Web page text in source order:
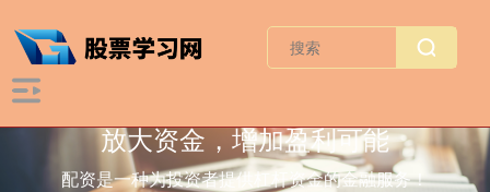
放大资金，增加盈利可能
配资是一种为投资者提供杠杆资金的金融服务！